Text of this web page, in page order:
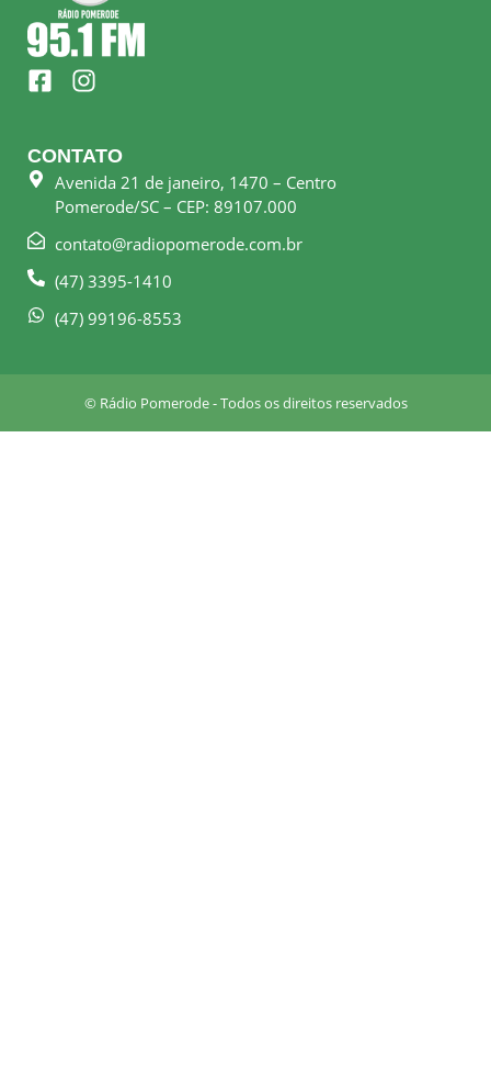
F
a
e
b
o
k
s
q
a
I
n
t
a
g
r
a
m
CONTATO
Avenida 21 de janeiro, 1470 – Centro
Pomerode/SC – CEP: 89107.000
contato@radiopomerode.com.br
(47) 3395-1410
(47) 99196-8553
© Rádio Pomerode - Todos os direitos reservados